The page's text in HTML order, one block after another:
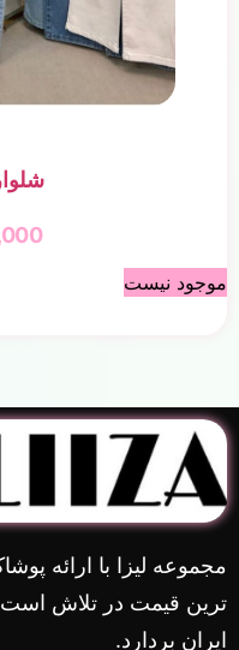
موجود نیست
مجموعه لیزا با ارائه
ترین قیمت در تلاش
ایران بردارد.